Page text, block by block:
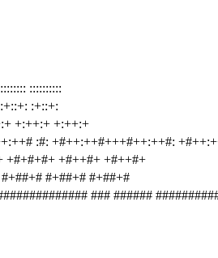
::::::::::
:+::+:
+:++:+ +:++:+
:#: +#++:++#+++#++:++#:
+#+#+#+ +#++#+ +#++#+
#+##+# #+##+#
### ######